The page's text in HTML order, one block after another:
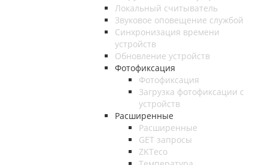
Локальный считыватель
Звуковое оповещение службой
Синхронизация времени
устройств
Обновление устройств
Фотофиксация
Фотофиксация
Загрузка фотофиксации с
устройств
Расширенные
Расширенные
GET запросы
ZKTeco